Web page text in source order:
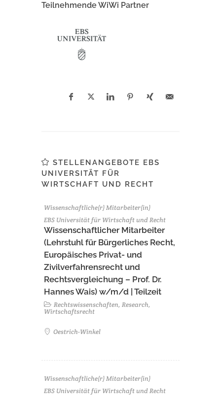
Teilnehmende WiWi Partner
STELLENANGEBOTE EBS
UNIVERSITÄT FÜR
WIRTSCHAFT UND RECHT
Wissenschaftliche(r) Mitarbeiter(in)
EBS Universität für Wirtschaft und Recht
Wissenschaftlicher Mitarbeiter
(Lehrstuhl für Bürgerliches Recht,
Europäisches Privat- und
Zivilverfahrensrecht und
Rechtsvergleichung – Prof. Dr.
Hannes Wais) w/m/d | Teilzeit
Rechtswissenschaften, Research,
Wirtschaftsrecht
Oestrich-Winkel
Wissenschaftliche(r) Mitarbeiter(in)
EBS Universität für Wirtschaft und Recht